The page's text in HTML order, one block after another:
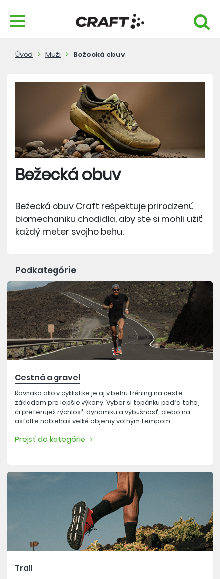
Úvod Muži Bežecká obuv
Bežecká obuv
Bežecká obuv Craft rešpektuje prirodzenú
biomechaniku chodidla, aby ste si mohli užiť
každý meter svojho behu.
Podkategórie
Cestná a gravel
Rovnako ako v cyklistike je aj v behu tréning na ceste
základom pre lepšie výkony. Vyber si topánku podľa toho,
či preferuješ rýchlosť, dynamiku a výbušnosť, alebo na
asfalte nabiehaš veľké objemy voľným tempom.
Prejsť do kategórie
Trail